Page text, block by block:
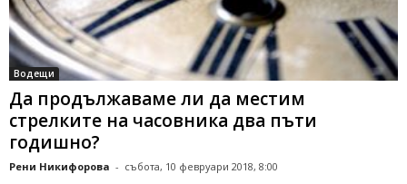
Водещи
Да продължаваме ли да местим
стрелките на часовника два пъти
годишно?
Рени Никифорова - събота, 10 февруари 2018, 8:00